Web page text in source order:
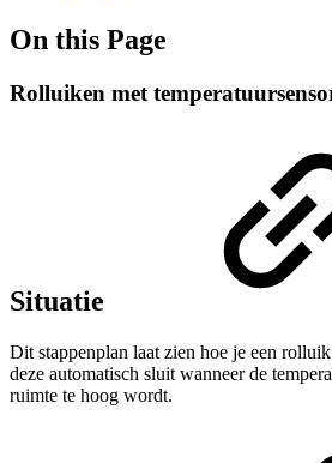
On this Page
Rolluiken met
Situatie
Dit stappenplan laat zien hoe je een
deze automatisch sluit wanneer de
ruimte te hoog wordt.